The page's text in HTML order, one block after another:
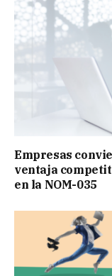
Empresas
ventaja
en la NOM-035